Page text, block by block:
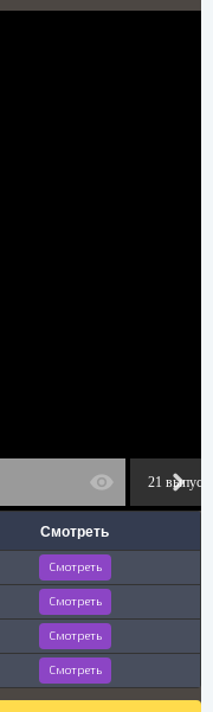
21 выпуск
Смотреть
Смотреть
Смотреть
Смотреть
Смотреть